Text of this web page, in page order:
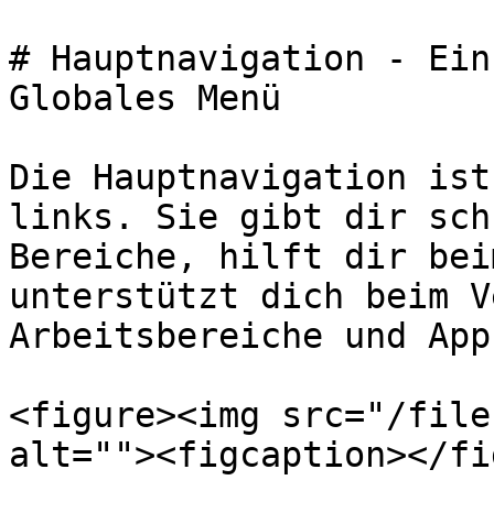
# Hauptnavigation -
Globales Menü
Die Hauptnavigation
links. Sie gibt dir
Bereiche, hilft dir beim
unterstützt dich beim
Arbeitsbereiche und
<figure><img src="/files/
alt=""><figcaption></